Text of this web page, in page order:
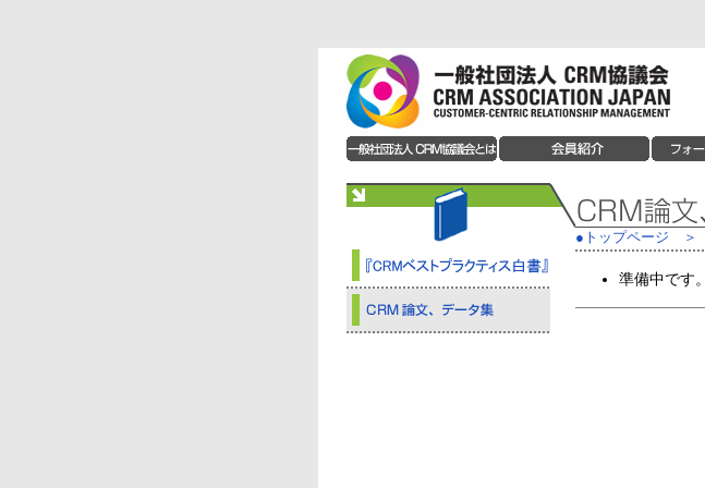
●トップページ ＞
準備中です。